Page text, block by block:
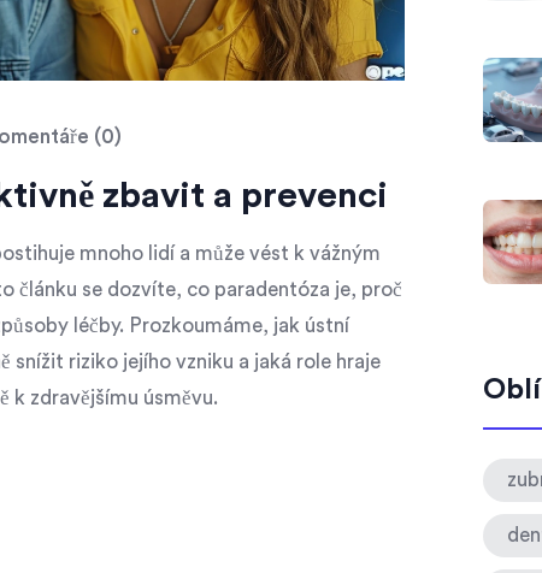
(0)
zbavit a prevenci
mnoho lidí a může vést k vážným
článku se dozvíte, co paradentóza je, proč
léčby. Prozkoumáme, jak ústní
snížit riziko jejího vzniku a jaká role hraje
k zdravějšímu úsměvu.